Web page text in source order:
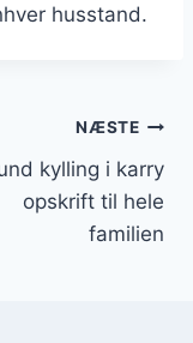
husstand.
NÆSTE
kylling i karry
opskrift til hele
familien